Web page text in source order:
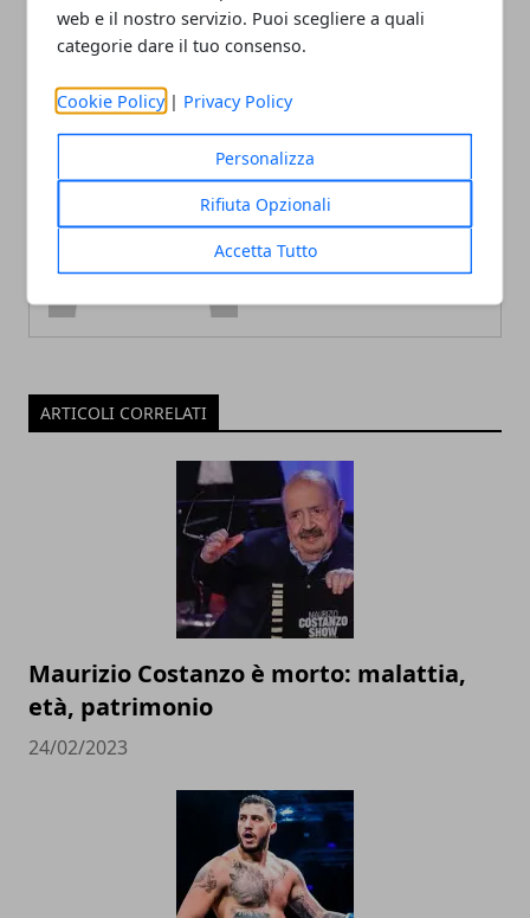
web e il nostro servizio. Puoi scegliere a quali
categorie dare il tuo consenso.
Cookie Policy | Privacy Policy
Personalizza
Rifiuta Opzionali
Accetta Tutto
Redazione
ARTICOLI CORRELATI
Maurizio Costanzo è morto: malattia,
età, patrimonio
24/02/2023